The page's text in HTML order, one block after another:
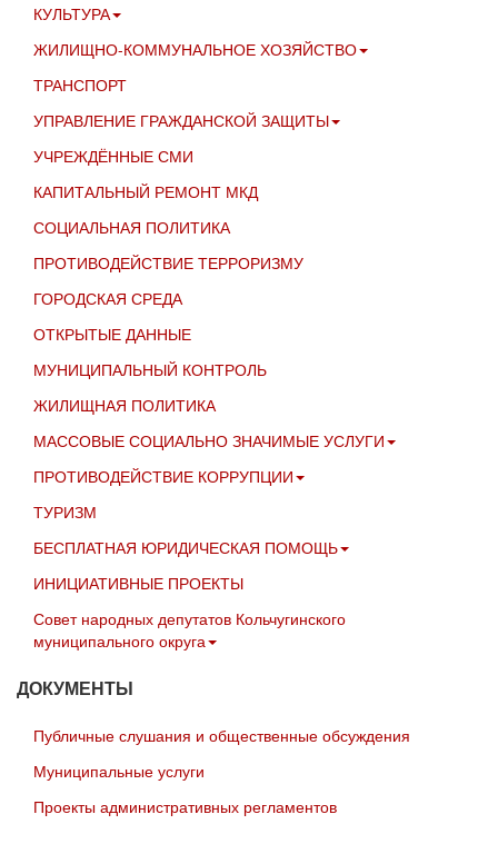
КУЛЬТУРА
ЖИЛИЩНО-КОММУНАЛЬНОЕ ХОЗЯЙСТВО
ТРАНСПОРТ
УПРАВЛЕНИЕ ГРАЖДАНСКОЙ ЗАЩИТЫ
УЧРЕЖДЁННЫЕ СМИ
КАПИТАЛЬНЫЙ РЕМОНТ МКД
СОЦИАЛЬНАЯ ПОЛИТИКА
ПРОТИВОДЕЙСТВИЕ ТЕРРОРИЗМУ
ГОРОДСКАЯ СРЕДА
ОТКРЫТЫЕ ДАННЫЕ
МУНИЦИПАЛЬНЫЙ КОНТРОЛЬ
ЖИЛИЩНАЯ ПОЛИТИКА
МАССОВЫЕ СОЦИАЛЬНО ЗНАЧИМЫЕ УСЛУГИ
ПРОТИВОДЕЙСТВИЕ КОРРУПЦИИ
ТУРИЗМ
БЕСПЛАТНАЯ ЮРИДИЧЕСКАЯ ПОМОЩЬ
ИНИЦИАТИВНЫЕ ПРОЕКТЫ
Совет народных депутатов Кольчугинского
муниципального округа
ДОКУМЕНТЫ
Публичные слушания и общественные обсуждения
Муниципальные услуги
Проекты административных регламентов